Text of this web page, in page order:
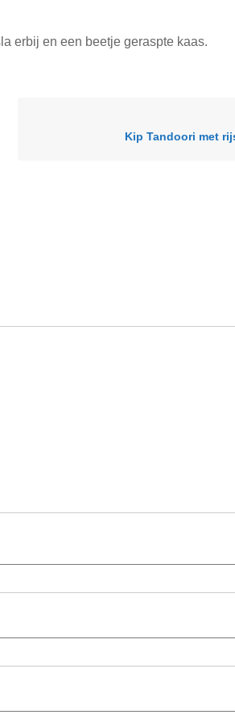
erbij en een beetje geraspte kaas.
Kip Tandoori met